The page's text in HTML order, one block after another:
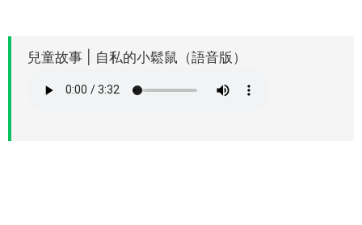
兒童故事 | 自私的小鬆鼠（語音版）